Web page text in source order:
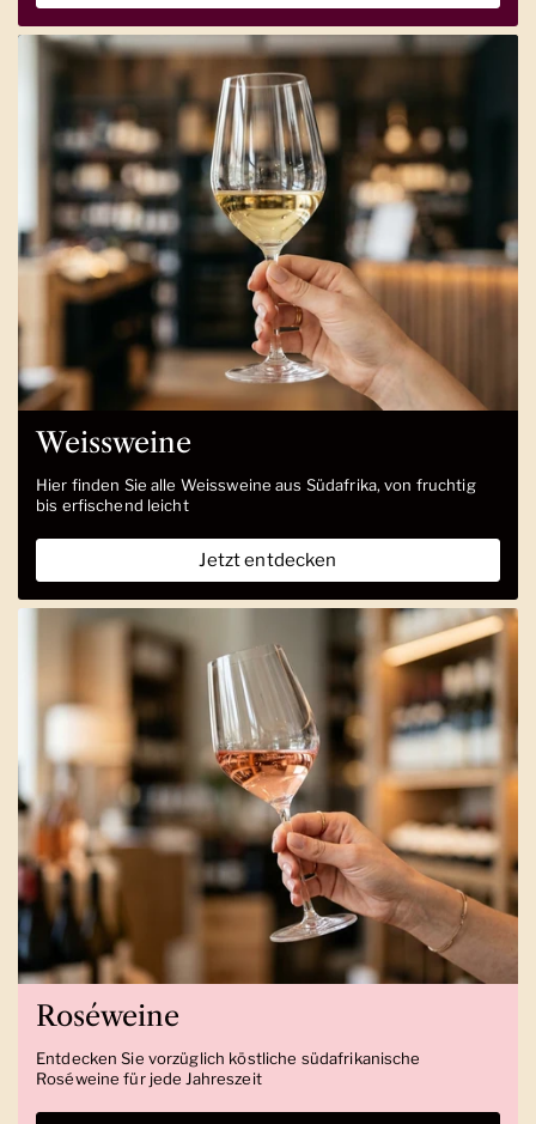
Weissweine
Hier finden Sie alle Weissweine aus Südafrika, von fruchtig
bis erfischend leicht
Jetzt entdecken
Roséweine
Entdecken Sie vorzüglich köstliche südafrikanische
Roséweine für jede Jahreszeit